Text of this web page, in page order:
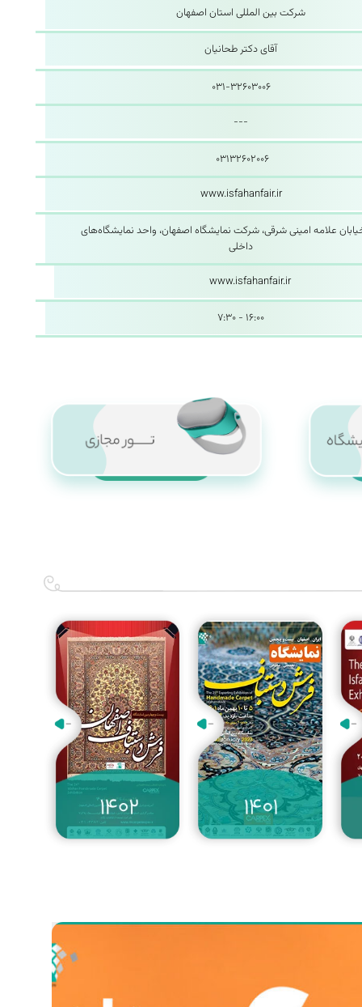
شرکت بین المللی استان اصفهان
آقای دکتر طحانیان
۰۳۱-۳۲۶۰۳۰۰۶
---
۰۳۱۳۲۶۰۲۰۰۶
www.isfahanfair.ir
علامه امینی شرقی، شرکت نمایشگاه اصفهان، واحد نمایشگاه‌های
داخلی
www.isfahanfair.ir
۷:۳۰ - ۱۶:۰۰